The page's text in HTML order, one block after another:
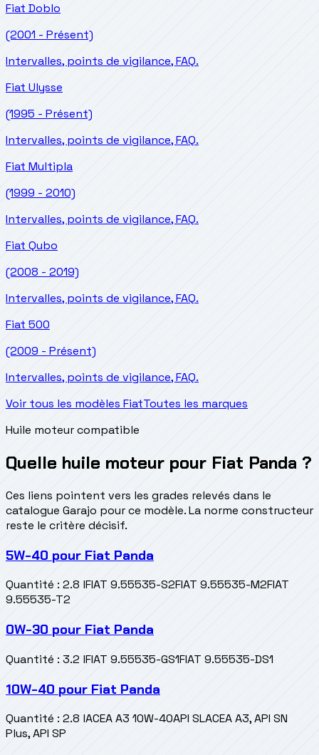
Fiat Doblo
(2001 - Présent)
Intervalles, points de vigilance, FAQ.
Fiat Ulysse
(1995 - Présent)
Intervalles, points de vigilance, FAQ.
Fiat Multipla
(1999 - 2010)
Intervalles, points de vigilance, FAQ.
Fiat Qubo
(2008 - 2019)
Intervalles, points de vigilance, FAQ.
Fiat 500
(2009 - Présent)
Intervalles, points de vigilance, FAQ.
Voir tous les modèles FiatToutes les marques
Huile moteur compatible
Quelle huile moteur pour Fiat Panda ?
Ces liens pointent vers les grades relevés dans le
catalogue Garajo pour ce modèle. La norme constructeur
reste le critère décisif.
5W-40 pour Fiat Panda
Quantité : 2.8 lFIAT 9.55535-S2FIAT 9.55535-M2FIAT
9.55535-T2
0W-30 pour Fiat Panda
Quantité : 3.2 lFIAT 9.55535-GS1FIAT 9.55535-DS1
10W-40 pour Fiat Panda
Quantité : 2.8 lACEA A3 10W-40API SLACEA A3, API SN
Plus, API SP